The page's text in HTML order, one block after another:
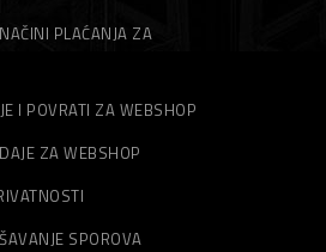
PLAĆANJA ZA
I POVRATI ZA WEBSHOP
ZA WEBSHOP
SPOROVA